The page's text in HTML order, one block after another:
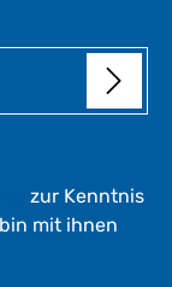
zur Kenntnis
mit ihnen